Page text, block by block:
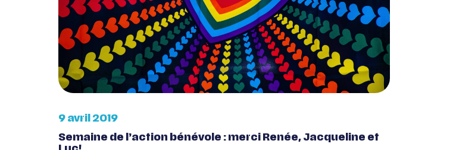
9 avril 2019
Semaine de l’action bénévole : merci Renée, Jacqueline et